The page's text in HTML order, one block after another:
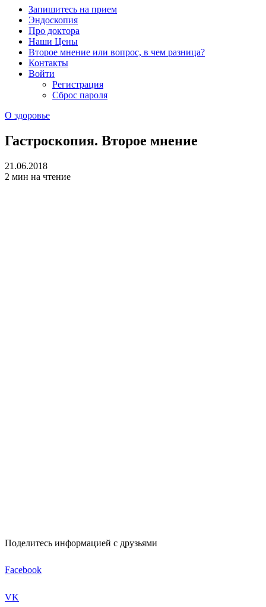
Запишитесь на прием
Эндоскопия
Про доктора
Наши Цены
Второе мнение или вопрос, в чем разница?
Контакты
Войти
Регистрация
Сброс пароля
О здоровье
Гастроскопия. Второе мнение
21.06.2018
2 мин на чтение
Поделитесь информацией с друзьями
Facebook
VK